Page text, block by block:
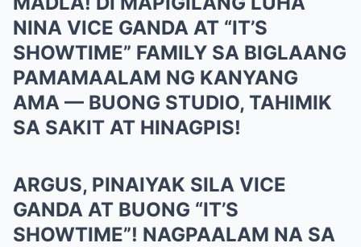
NINA VICE GANDA AT “IT’S
SHOWTIME” FAMILY SA BIGLAANG
PAMAMAALAM NG KANYANG
AMA — BUONG STUDIO, TAHIMIK
SA SAKIT AT HINAGPIS!
ARGUS, PINAIYAK SILA VICE
GANDA AT BUONG “IT’S
SHOWTIME”! NAGPAALAM NA SA